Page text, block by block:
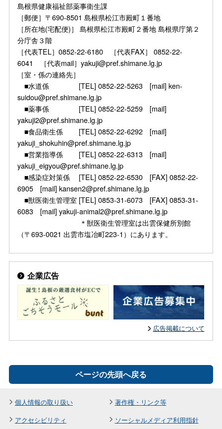
島根県健康福祉部薬事衛生課
［郵便］〒690-8501 島根県松江市殿町１番地
［所在地(宅配便)］ 島根県松江市殿町２番地 島根県庁第２
分庁舎３階
［代表TEL］0852-22-6180 ［代表FAX］ 0852-22-
6041 ［代表mail］yakuji@pref.shimane.lg.jp
［室・係の連絡先］
■水道係 [TEL] 0852-22-5263 [mail] ken-
suidou@pref.shimane.lg.jp
■薬事係 [TEL] 0852-22-5259 [mail]
yakuji2@pref.shimane.lg.jp
■食品衛生係 [TEL] 0852-22-6292 [mail]
yakuji_shokuhin@pref.shimane.lg.jp
■営業指導係 [TEL] 0852-22-6313 [mail]
yakuji_eigyou@pref.shimane.lg.jp
■感染症対策係 [TEL] 0852-22-6530 [FAX] 0852-22-
6905 [mail] kansen2@pref.shimane.lg.jp
■獣医衛生管理室 [TEL] 0853-31-6073 [FAX] 0853-31-
6083 [mail] yakuji-animal2@pref.shimane.lg.jp
＊獣医衛生管理室は出雲保健所別館
（〒693-0021 出雲市塩冶町223-1）にあります。
企業広告
広告掲載について
ページの先頭へ戻る
個人情報の取り扱い
著作権・リンク等
アクセシビリティ
ソーシャルメディア利用指針